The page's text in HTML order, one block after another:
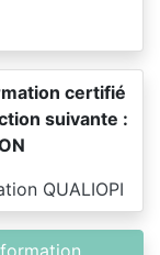
certifié
suivante :
QUALIOPI